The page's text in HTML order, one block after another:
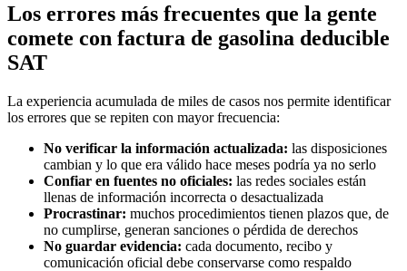
Los errores más frecuentes que la gente
comete con factura de gasolina deducible
SAT
La experiencia acumulada de miles de casos nos permite identificar
los errores que se repiten con mayor frecuencia:
No verificar la información actualizada: las disposiciones
cambian y lo que era válido hace meses podría ya no serlo
Confiar en fuentes no oficiales: las redes sociales están
llenas de información incorrecta o desactualizada
Procrastinar: muchos procedimientos tienen plazos que, de
no cumplirse, generan sanciones o pérdida de derechos
No guardar evidencia: cada documento, recibo y
comunicación oficial debe conservarse como respaldo